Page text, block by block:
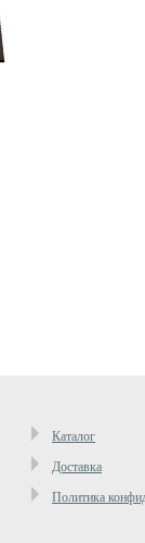
Каталог
Доставка
Политика